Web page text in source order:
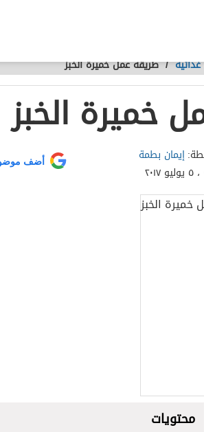
/طريقة عمل خميرة الخبز
خميرة الخبز
إيمان بطمة
أضف
محتويات